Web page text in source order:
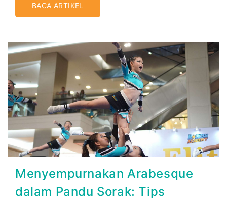
BACA ARTIKEL
Menyempurnakan Arabesque
dalam Pandu Sorak: Tips